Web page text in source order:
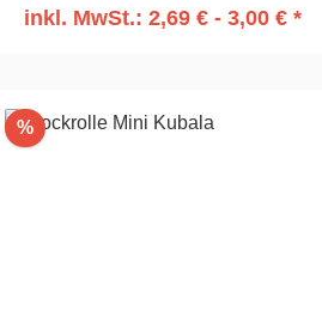
inkl. MwSt.: 2,69 € - 3,00 € *
%Rabatt